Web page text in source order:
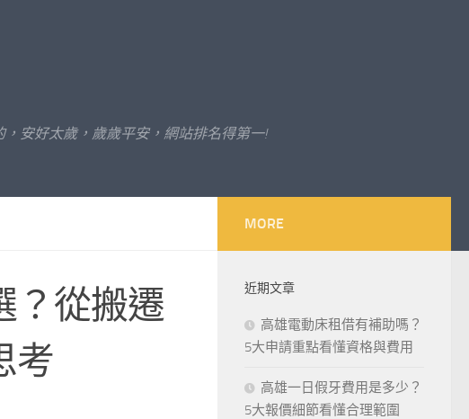
安好太歲，歲歲平安，網站排名得第一!
？從搬遷
考
MORE
近期文章
高雄電動床租借有補助嗎？
5大申請重點看懂資格與費用
高雄一日假牙費用是多少？
5大報價細節看懂合理範圍